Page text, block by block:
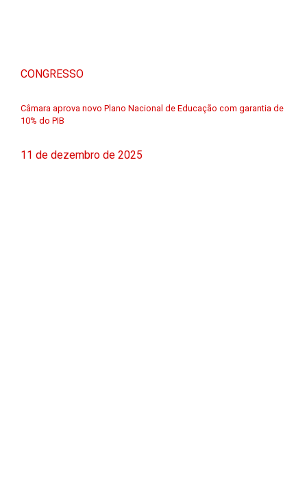
CONGRESSO
Câmara aprova novo Plano Nacional de Educação com garantia de
10% do PIB
11 de dezembro de 2025